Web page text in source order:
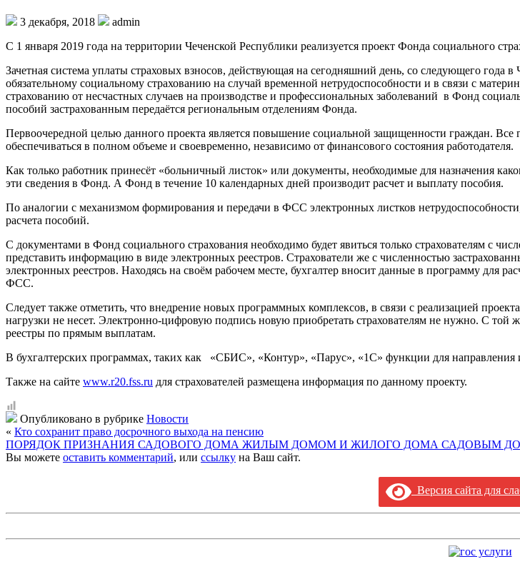
3 декабря, 2018
admin
С 1 января 2019 года на территории Чеченской Республики реализуется проект Фонда социального
Зачетная система уплаты страховых взносов, действующая на сегодняшний день, со следующего года
обязательному социальному страхованию на случай временной нетрудоспособности и в связи с
страхованию от несчастных случаев на производстве и профессиональных заболеваний в Фонд
пособий застрахованным передаётся региональным отделениям Фонда.
Первоочередной целью данного проекта является повышение социальной защищенности граждан.
обеспечиваться в полном объеме и своевременно, независимо от финансового состояния работодателя.
Как только работник принесёт «больничный листок» или документы, необходимые для назначения
эти сведения в Фонд. А Фонд в течение 10 календарных дней производит расчет и выплату пособия.
По аналогии с механизмом формирования и передачи в ФСС электронных листков
расчета пособий.
С документами в Фонд социального страхования необходимо будет явиться только страхователям с
представить информацию в виде электронных реестров. Страхователи же с численностью
электронных реестров. Находясь на своём рабочем месте, бухгалтер вносит данные в программу для
ФСС.
Следует также отметить, что внедрение новых программных комплексов, в связи с реализацией
нагрузки не несет. Электронно-цифровую подпись новую приобретать страхователям не нужно. С той
реестры по прямым выплатам.
В бухгалтерских программах, таких как «СБИС», «Контур», «Парус», «1С» функции для
Также на сайте www.r20.fss.ru для страхователей размещена информация по данному проекту.
Опубликовано в рубрике Новости
« Кто сохранит право досрочного выхода на пенсию
ПОРЯДОК ПРИЗНАНИЯ САДОВОГО ДОМА ЖИЛЫМ ДОМОМ И ЖИЛОГО ДОМА САДОВЫМ
Вы можете оставить комментарий, или ссылку на Ваш сайт.
Версия сайта для